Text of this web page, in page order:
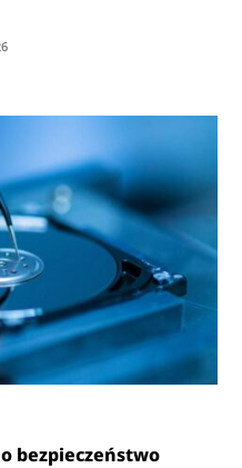
bezpieczeństwo